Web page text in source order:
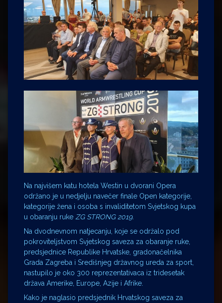
Na najvišem katu hotela Westin u dvorani Opera
održano je u nedjelju navečer finale Open kategorije,
kategorije žena i osoba s invaliditetom Svjetskog kupa
u obaranju ruke ZG STRONG 2019.
Na dvodnevnom natjecanju, koje se održalo pod
pokroviteljstvom Svjetskog saveza za obaranje ruke,
predsjednice Republike Hrvatske, gradonačelnika
Grada Zagreba i Središnjeg državnog ureda za sport,
nastupilo je oko 300 reprezentativaca iz tridesetak
država Amerike, Europe, Azije i Afrike.
Kako je naglasio predsjednik Hrvatskog saveza za